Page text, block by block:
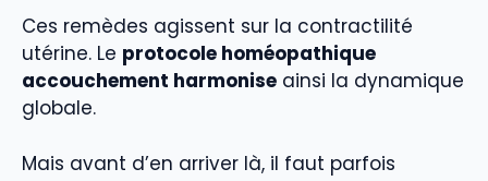
Ces remèdes agissent sur la contractilité
utérine. Le protocole homéopathique
accouchement harmonise ainsi la dynamique
globale.
Mais avant d’en arriver là, il faut parfois